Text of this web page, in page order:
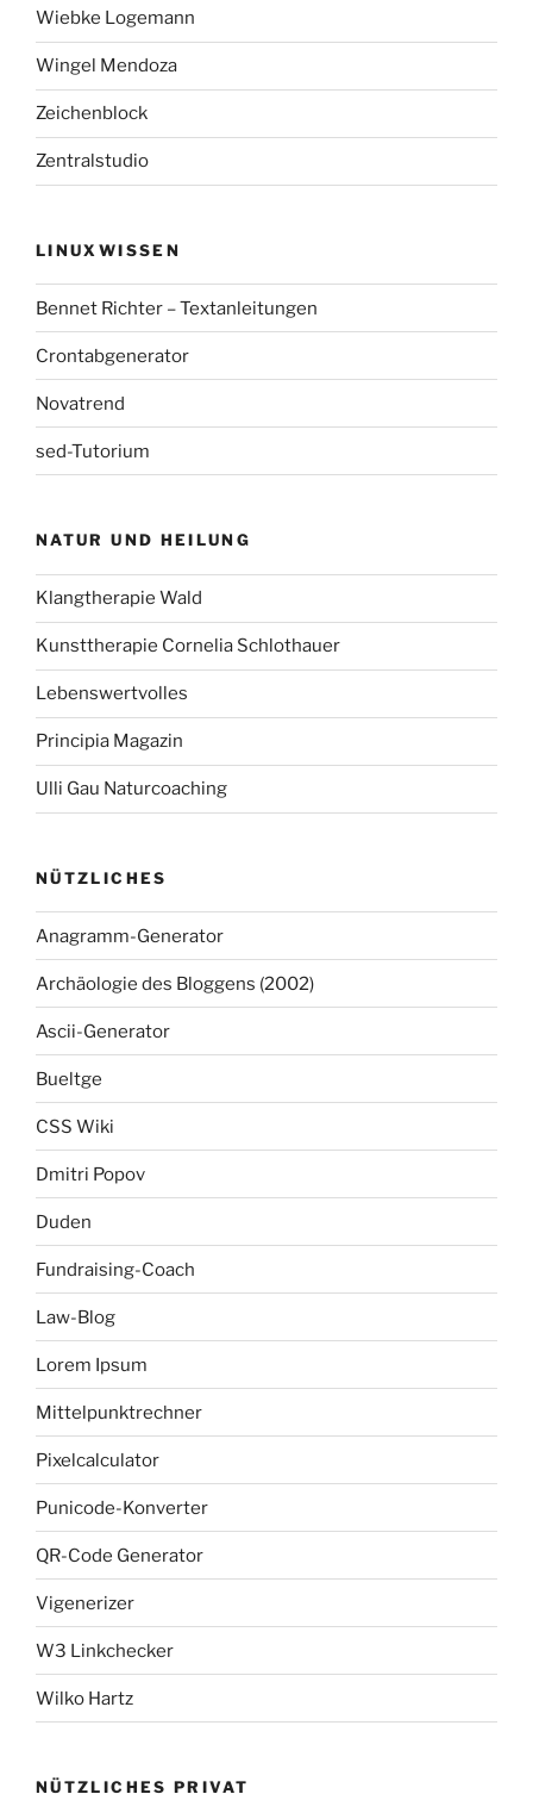
Wiebke Logemann
Wingel Mendoza
Zeichenblock
Zentralstudio
LINUXWISSEN
Bennet Richter – Textanleitungen
Crontabgenerator
Novatrend
sed-Tutorium
NATUR UND HEILUNG
Klangtherapie Wald
Kunsttherapie Cornelia Schlothauer
Lebenswertvolles
Principia Magazin
Ulli Gau Naturcoaching
NÜTZLICHES
Anagramm-Generator
Archäologie des Bloggens (2002)
Ascii-Generator
Bueltge
CSS Wiki
Dmitri Popov
Duden
Fundraising-Coach
Law-Blog
Lorem Ipsum
Mittelpunktrechner
Pixelcalculator
Punicode-Konverter
QR-Code Generator
Vigenerizer
W3 Linkchecker
Wilko Hartz
NÜTZLICHES PRIVAT